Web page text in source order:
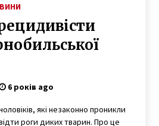
6 років ago
які незаконно проникли
роги диких тварин. Про це